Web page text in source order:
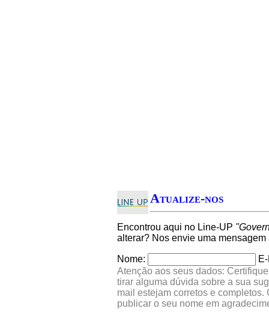
Atualize-nos
Encontrou aqui no Line-UP
alterar? Nos envie uma
Nome:
Atenção aos seus dados:
tirar alguma dúvida sobre a sua
mail estejam corretos e
publicar o seu nome em